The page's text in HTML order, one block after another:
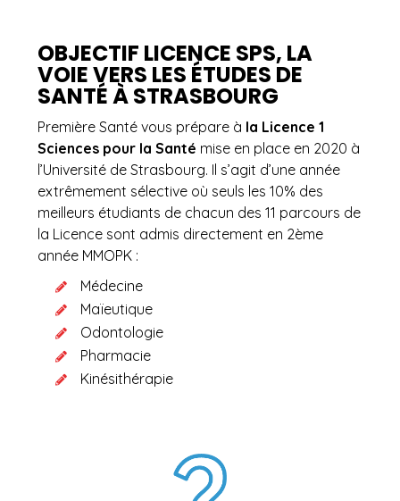
OBJECTIF LICENCE SPS, LA
VOIE VERS LES ÉTUDES DE
SANTÉ À STRASBOURG
Première Santé vous prépare à la Licence 1
Sciences pour la Santé mise en place en 2020 à
l’Université de Strasbourg. Il s’agit d’une année
extrêmement sélective où seuls les 10% des
meilleurs étudiants de chacun des 11 parcours de
la Licence sont admis directement en 2ème
année MMOPK :
Médecine
Maïeutique
Odontologie
Pharmacie
Kinésithérapie